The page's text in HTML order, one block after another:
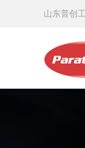
山东普创